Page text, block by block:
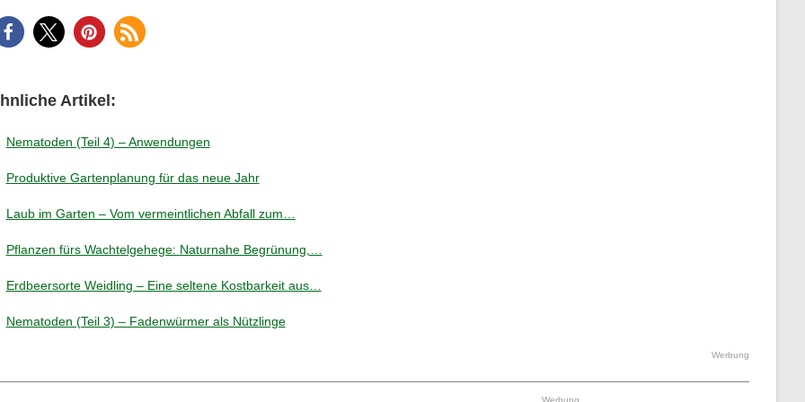
Artikel:
Nematoden (Teil 4) – Anwendungen
Produktive Gartenplanung für das neue Jahr
Laub im Garten – Vom vermeintlichen Abfall zum…
Pflanzen fürs Wachtelgehege: Naturnahe Begrünung,…
Erdbeersorte Weidling – Eine seltene Kostbarkeit aus…
Nematoden (Teil 3) – Fadenwürmer als Nützlinge
Werbung
Werbung